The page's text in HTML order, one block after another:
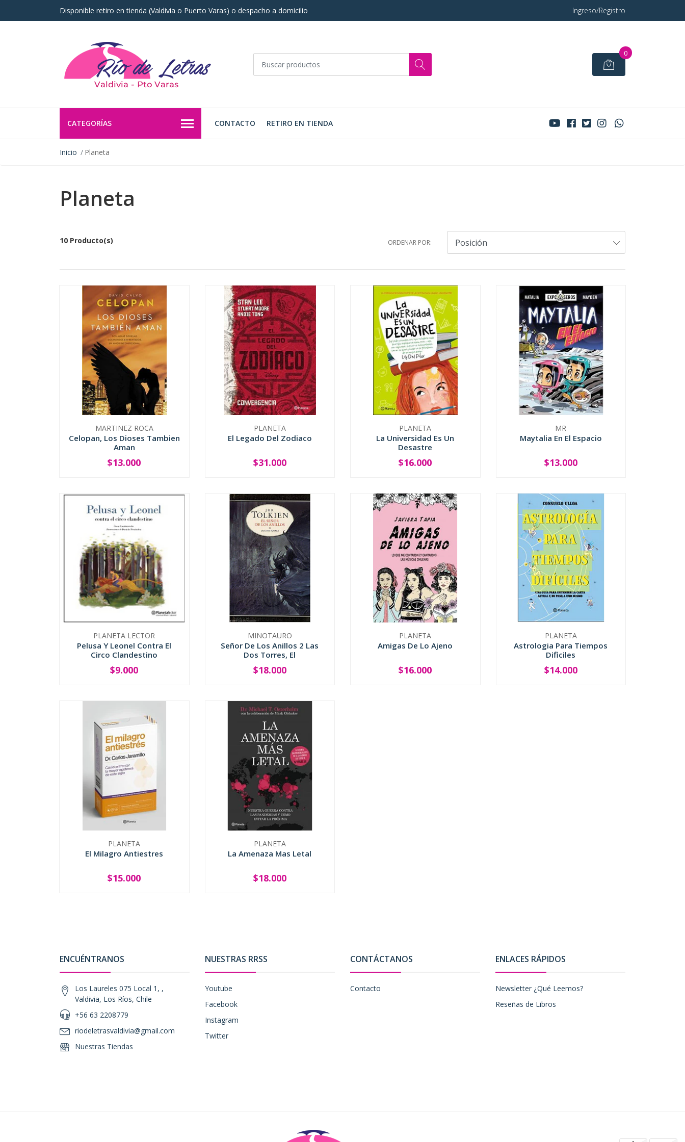
Disponible retiro en tienda (Valdivia o Puerto Varas) o despacho a domicilio Ingreso/Registro
0
CATEGORÍAS CONTACTO RETIRO EN TIENDA
Inicio Planeta
Planeta
10 Producto(s) ORDENAR POR:
MARTINEZ ROCA
Celopan, Los Dioses Tambien
Aman
+
$13.000
PLANETA
El Legado Del Zodiaco
+
$31.000
PLANETA
La Universidad Es Un
Desastre
+
$16.000
MR
Maytalia En El Espacio
+
$13.000
PLANETA LECTOR
Pelusa Y Leonel Contra El
Circo Clandestino
+
$9.000
MINOTAURO
Señor De Los Anillos 2 Las
Dos Torres, El
+
$18.000
PLANETA
Amigas De Lo Ajeno
+
$16.000
PLANETA
Astrologia Para Tiempos
Dificiles
+
$14.000
PLANETA
El Milagro Antiestres
+
$15.000
PLANETA
La Amenaza Mas Letal
+
$18.000
ENCUÉNTRANOS
Los Laureles 075 Local 1, ,
Valdivia, Los Ríos, Chile
+56 63 2208779
riodeletrasvaldivia@gmail.com
Nuestras Tiendas
NUESTRAS RRSS
Youtube
Facebook
Instagram
Twitter
CONTÁCTANOS
Contacto
ENLACES RÁPIDOS
Newsletter ¿Qué Leemos?
Reseñas de Libros